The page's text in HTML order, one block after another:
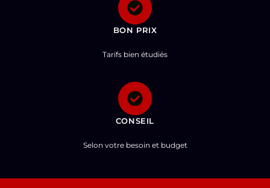
BON PRIX
Tarifs bien étudiés
CONSEIL
Selon votre besoin et budget